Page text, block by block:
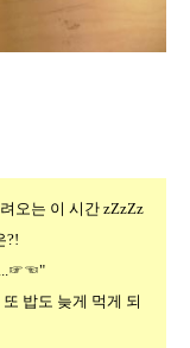
오는 이 시간 zZzZz
?!